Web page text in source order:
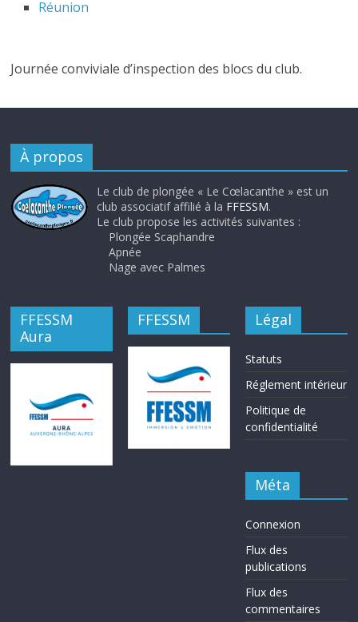
Réunion
Journée conviviale d’inspection des blocs du club.
À propos
Le club de plongée « Le Cœlacanthe » est un
club associatif affilié à la FFESSM.
Le club propose les activités suivantes :
Plongée Scaphandre
Apnée
Nage avec Palmes
FFESSM
Aura
FFESSM Légal
Statuts
Réglement intérieur
Politique de
confidentialité
Méta
Connexion
Flux des
publications
Flux des
commentaires